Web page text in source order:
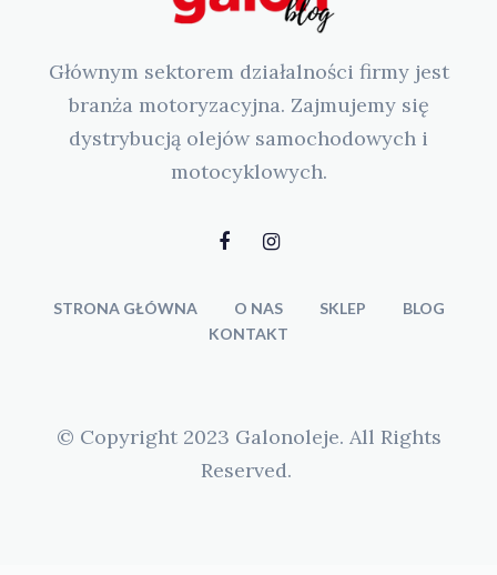
Głównym sektorem działalności firmy jest
branża motoryzacyjna. Zajmujemy się
dystrybucją olejów samochodowych i
motocyklowych.
STRONA GŁÓWNA O NAS SKLEP
BLOG
KONTAKT
© Copyright 2023 Galonoleje. All Rights
Reserved.